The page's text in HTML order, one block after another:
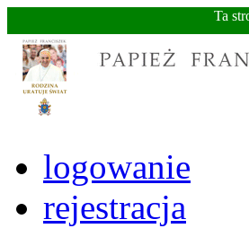
Ta
logowanie
rejestracja